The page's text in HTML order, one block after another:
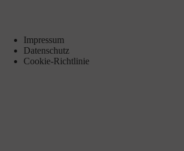
Impressum
Datenschutz
Cookie-Richtlinie